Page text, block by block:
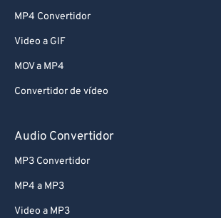
MP4 Convertidor
Video a GIF
MOV a MP4
Convertidor de vídeo
Audio Convertidor
MP3 Convertidor
MP4 a MP3
Video a MP3